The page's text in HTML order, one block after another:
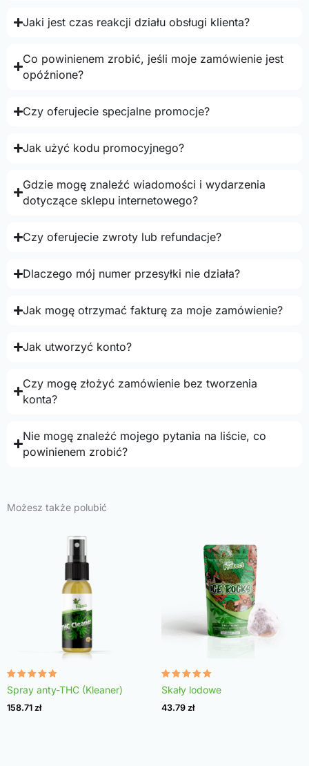
Jaki jest czas reakcji działu obsługi klienta?
Co powinienem zrobić, jeśli moje zamówienie jest
opóźnione?
Czy oferujecie specjalne promocje?
Jak użyć kodu promocyjnego?
Gdzie mogę znaleźć wiadomości i wydarzenia
dotyczące sklepu internetowego?
Czy oferujecie zwroty lub refundacje?
Dlaczego mój numer przesyłki nie działa?
Jak mogę otrzymać fakturę za moje zamówienie?
Jak utworzyć konto?
Czy mogę złożyć zamówienie bez tworzenia
konta?
Nie mogę znaleźć mojego pytania na liście, co
powinienem zrobić?
Możesz także polubić
Oceniono
4.75
na 5
Spray anty-THC (Kleaner)
158.71 zł
Oceniono
4.98
na 5
Skały lodowe
43.79 zł